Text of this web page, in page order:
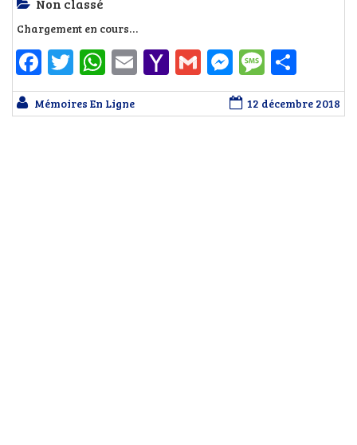
Non classé
Chargement en cours…
Facebook
Twitter
WhatsApp
EmailYahoo
Mail
GmailMessenger
Mémoires En Ligne 12 décembre 2018